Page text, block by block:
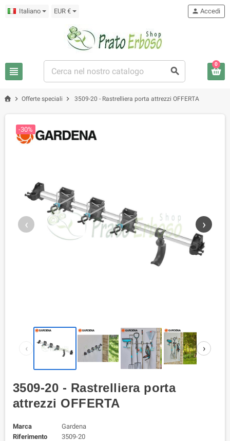
Italiano EUR €
view_headline search
person Accedi
0
chevron_right Offerte speciali chevron_right 3509-20 - Rastrelliera porta attrezzi OFFERTA
‹ ›
‹ ›
-30%
3509-20 - Rastrelliera porta
attrezzi OFFERTA
Marca
Gardena
Riferimento
3509-20